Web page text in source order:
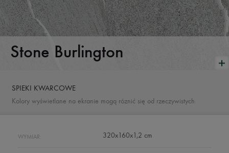
Stone Burlington
SPIEKI KWARCOWE
Kolory wyświetlane na ekranie mogą róznić się od rzeczywistych
WYMIAR: 320x160x1,2 cm